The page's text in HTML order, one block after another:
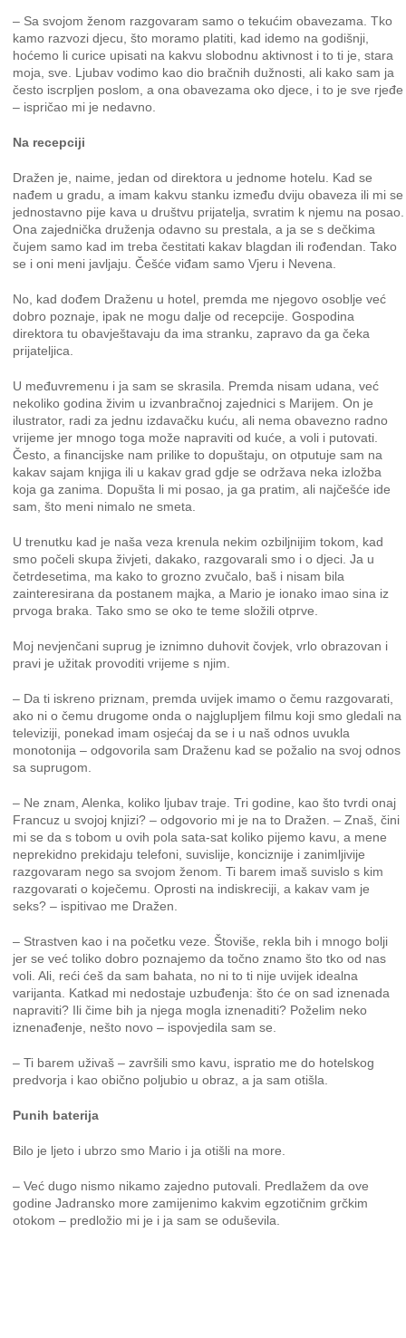
– Sa svojom ženom razgovaram samo o tekućim obavezama. Tko
kamo razvozi djecu, što moramo platiti, kad idemo na godišnji,
hoćemo li curice upisati na kakvu slobodnu aktivnost i to ti je, stara
moja, sve. Ljubav vodimo kao dio bračnih dužnosti, ali kako sam ja
često iscrpljen poslom, a ona obavezama oko djece, i to je sve rjeđe
– ispričao mi je nedavno.
Na recepciji
Dražen je, naime, jedan od direktora u jednome hotelu. Kad se
nađem u gradu, a imam kakvu stanku između dviju obaveza ili mi se
jednostavno pije kava u društvu prijatelja, svratim k njemu na posao.
Ona zajednička druženja odavno su prestala, a ja se s dečkima
čujem samo kad im treba čestitati kakav blagdan ili rođendan. Tako
se i oni meni javljaju. Češće viđam samo Vjeru i Nevena.
No, kad dođem Draženu u hotel, premda me njegovo osoblje već
dobro poznaje, ipak ne mogu dalje od recepcije. Gospodina
direktora tu obavještavaju da ima stranku, zapravo da ga čeka
prijateljica.
U međuvremenu i ja sam se skrasila. Premda nisam udana, već
nekoliko godina živim u izvanbračnoj zajednici s Marijem. On je
ilustrator, radi za jednu izdavačku kuću, ali nema obavezno radno
vrijeme jer mnogo toga može napraviti od kuće, a voli i putovati.
Često, a financijske nam prilike to dopuštaju, on otputuje sam na
kakav sajam knjiga ili u kakav grad gdje se održava neka izložba
koja ga zanima. Dopušta li mi posao, ja ga pratim, ali najčešće ide
sam, što meni nimalo ne smeta.
U trenutku kad je naša veza krenula nekim ozbiljnijim tokom, kad
smo počeli skupa živjeti, dakako, razgovarali smo i o djeci. Ja u
četrdesetima, ma kako to grozno zvučalo, baš i nisam bila
zainteresirana da postanem majka, a Mario je ionako imao sina iz
prvoga braka. Tako smo se oko te teme složili otprve.
Moj nevjenčani suprug je iznimno duhovit čovjek, vrlo obrazovan i
pravi je užitak provoditi vrijeme s njim.
– Da ti iskreno priznam, premda uvijek imamo o čemu razgovarati,
ako ni o čemu drugome onda o najglupljem filmu koji smo gledali na
televiziji, ponekad imam osjećaj da se i u naš odnos uvukla
monotonija – odgovorila sam Draženu kad se požalio na svoj odnos
sa suprugom.
– Ne znam, Alenka, koliko ljubav traje. Tri godine, kao što tvrdi onaj
Francuz u svojoj knjizi? – odgovorio mi je na to Dražen. – Znaš, čini
mi se da s tobom u ovih pola sata-sat koliko pijemo kavu, a mene
neprekidno prekidaju telefoni, suvislije, konciznije i zanimljivije
razgovaram nego sa svojom ženom. Ti barem imaš suvislo s kim
razgovarati o koječemu. Oprosti na indiskreciji, a kakav vam je
seks? – ispitivao me Dražen.
– Strastven kao i na početku veze. Štoviše, rekla bih i mnogo bolji
jer se već toliko dobro poznajemo da točno znamo što tko od nas
voli. Ali, reći ćeš da sam bahata, no ni to ti nije uvijek idealna
varijanta. Katkad mi nedostaje uzbuđenja: što će on sad iznenada
napraviti? Ili čime bih ja njega mogla iznenaditi? Poželim neko
iznenađenje, nešto novo – ispovjedila sam se.
– Ti barem uživaš – završili smo kavu, ispratio me do hotelskog
predvorja i kao obično poljubio u obraz, a ja sam otišla.
Punih baterija
Bilo je ljeto i ubrzo smo Mario i ja otišli na more.
– Već dugo nismo nikamo zajedno putovali. Predlažem da ove
godine Jadransko more zamijenimo kakvim egzotičnim grčkim
otokom – predložio mi je i ja sam se oduševila.